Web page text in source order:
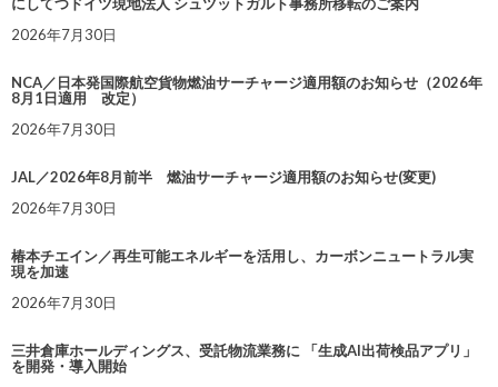
にしてつドイツ現地法人 シュツットガルト事務所移転のご案内
2026年7月30日
NCA／日本発国際航空貨物燃油サーチャージ適用額のお知らせ（2026年
8月1日適用 改定）
2026年7月30日
JAL／2026年8月前半 燃油サーチャージ適用額のお知らせ(変更)
2026年7月30日
椿本チエイン／再生可能エネルギーを活用し、カーボンニュートラル実
現を加速
2026年7月30日
三井倉庫ホールディングス、受託物流業務に 「生成AI出荷検品アプリ」
を開発・導入開始